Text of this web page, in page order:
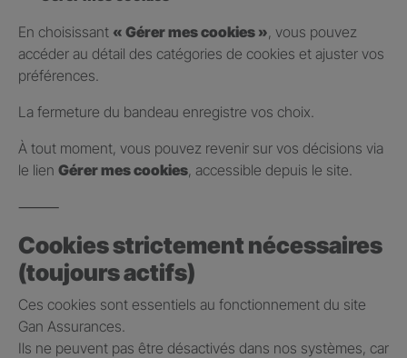
En choisissant « Gérer mes cookies », vous pouvez
accéder au détail des catégories de cookies et ajuster vos
préférences.
La fermeture du bandeau enregistre vos choix.
À tout moment, vous pouvez revenir sur vos décisions via
le lien Gérer mes cookies, accessible depuis le site.
⸻
Cookies strictement nécessaires
(toujours actifs)
Ces cookies sont essentiels au fonctionnement du site
Gan Assurances.
Ils ne peuvent pas être désactivés dans nos systèmes, car